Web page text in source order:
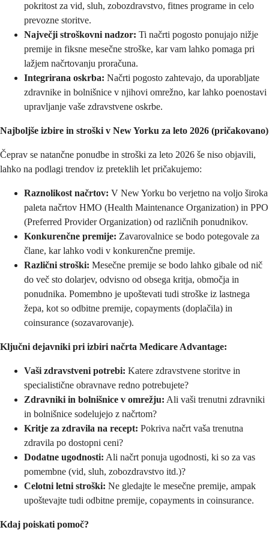
pokritost za vid, sluh, zobozdravstvo, fitnes programe in celo
prevozne storitve.
Največji stroškovni nadzor: Ti načrti pogosto ponujajo nižje
premije in fiksne mesečne stroške, kar vam lahko pomaga pri
lažjem načrtovanju proračuna.
Integrirana oskrba: Načrti pogosto zahtevajo, da uporabljate
zdravnike in bolnišnice v njihovi omrežno, kar lahko poenostavi
upravljanje vaše zdravstvene oskrbe.
Najboljše izbire in stroški v New Yorku za leto 2026 (pričakovano)
Čeprav se natančne ponudbe in stroški za leto 2026 še niso objavili,
lahko na podlagi trendov iz preteklih let pričakujemo:
Raznolikost načrtov: V New Yorku bo verjetno na voljo široka
paleta načrtov HMO (Health Maintenance Organization) in PPO
(Preferred Provider Organization) od različnih ponudnikov.
Konkurenčne premije: Zavarovalnice se bodo potegovale za
člane, kar lahko vodi v konkurenčne premije.
Različni stroški: Mesečne premije se bodo lahko gibale od nič
do več sto dolarjev, odvisno od obsega kritja, območja in
ponudnika. Pomembno je upoštevati tudi stroške iz lastnega
žepa, kot so odbitne premije, copayments (doplačila) in
coinsurance (sozavarovanje).
Ključni dejavniki pri izbiri načrta Medicare Advantage:
Vaši zdravstveni potrebi: Katere zdravstvene storitve in
specialistične obravnave redno potrebujete?
Zdravniki in bolnišnice v omrežju: Ali vaši trenutni zdravniki
in bolnišnice sodelujejo z načrtom?
Kritje za zdravila na recept: Pokriva načrt vaša trenutna
zdravila po dostopni ceni?
Dodatne ugodnosti: Ali načrt ponuja ugodnosti, ki so za vas
pomembne (vid, sluh, zobozdravstvo itd.)?
Celotni letni stroški: Ne gledajte le mesečne premije, ampak
upoštevajte tudi odbitne premije, copayments in coinsurance.
Kdaj poiskati pomoč?